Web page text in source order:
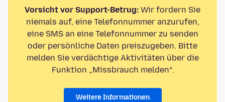
Vorsicht vor Support-Betrug: Wir fordern Sie
niemals auf, eine Telefonnummer anzurufen,
eine SMS an eine Telefonnummer zu senden
oder persönliche Daten preiszugeben. Bitte
melden Sie verdächtige Aktivitäten über die
Funktion „Missbrauch melden“.
Weitere Informationen